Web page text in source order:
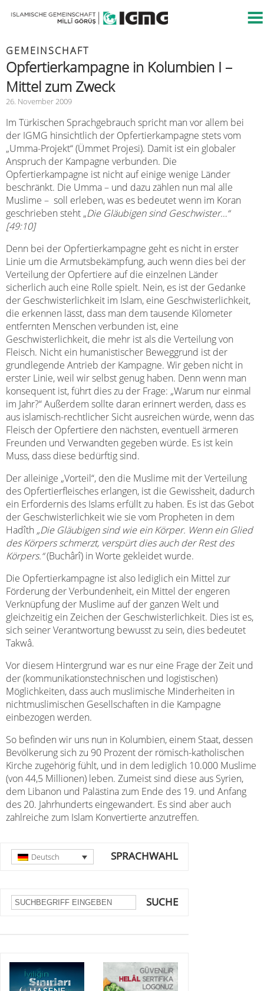
GEMEINSCHAFT
Opfertierkampagne in Kolumbien I –
Mittel zum Zweck
26. November 2009
Im Türkischen Sprachgebrauch spricht man vor allem bei
der IGMG hinsichtlich der Opfertierkampagne stets vom
„Umma-Projekt“ (Ümmet Projesi). Damit ist ein globaler
Anspruch der Kampagne verbunden. Die
Opfertierkampagne ist nicht auf einige wenige Länder
beschränkt. Die Umma – und dazu zählen nun mal alle
Muslime – soll erleben, was es bedeutet wenn im Koran
geschrieben steht „Die Gläubigen sind Geschwister…“
[49:10]
Denn bei der Opfertierkampagne geht es nicht in erster
Linie um die Armutsbekämpfung, auch wenn dies bei der
Verteilung der Opfertiere auf die einzelnen Länder
sicherlich auch eine Rolle spielt. Nein, es ist der Gedanke
der Geschwisterlichkeit im Islam, eine Geschwisterlichkeit,
die erkennen lässt, dass man dem tausende Kilometer
entfernten Menschen verbunden ist, eine
Geschwisterlichkeit, die mehr ist als die Verteilung von
Fleisch. Nicht ein humanistischer Beweggrund ist der
grundlegende Antrieb der Kampagne. Wir geben nicht in
erster Linie, weil wir selbst genug haben. Denn wenn man
konsequent ist, führt dies zu der Frage: „Warum nur einmal
im Jahr?“ Außerdem sollte daran erinnert werden, dass es
aus islamisch-rechtlicher Sicht ausreichen würde, wenn das
Fleisch der Opfertiere den nächsten, eventuell ärmeren
Freunden und Verwandten gegeben würde. Es ist kein
Muss, dass diese bedürftig sind.
Der alleinige „Vorteil“, den die Muslime mit der Verteilung
des Opfertierfleisches erlangen, ist die Gewissheit, dadurch
ein Erfordernis des Islams erfüllt zu haben. Es ist das Gebot
der Geschwisterlichkeit wie sie vom Propheten in dem
Hadîth „Die Gläubigen sind wie ein Körper. Wenn ein Glied
des Körpers schmerzt, verspürt dies auch der Rest des
Körpers.“(Buchârî) in Worte gekleidet wurde.
Die Opfertierkampagne ist also lediglich ein Mittel zur
Förderung der Verbundenheit, ein Mittel der engeren
Verknüpfung der Muslime auf der ganzen Welt und
gleichzeitig ein Zeichen der Geschwisterlichkeit. Dies ist es,
sich seiner Verantwortung bewusst zu sein, dies bedeutet
Takwâ.
Vor diesem Hintergrund war es nur eine Frage der Zeit und
der (kommunikationstechnischen und logistischen)
Möglichkeiten, dass auch muslimische Minderheiten in
nichtmuslimischen Gesellschaften in die Kampagne
einbezogen werden.
So befinden wir uns nun in Kolumbien, einem Staat, dessen
Bevölkerung sich zu 90 Prozent der römisch-katholischen
Kirche zugehörig fühlt, und in dem lediglich 10.000 Muslime
(von 44,5 Millionen) leben. Zumeist sind diese aus Syrien,
dem Libanon und Palästina zum Ende des 19. und Anfang
des 20. Jahrhunderts eingewandert. Es sind aber auch
zahlreiche zum Islam Konvertierte anzutreffen.
SPRACHWAHL
Deutsch
SUCHE